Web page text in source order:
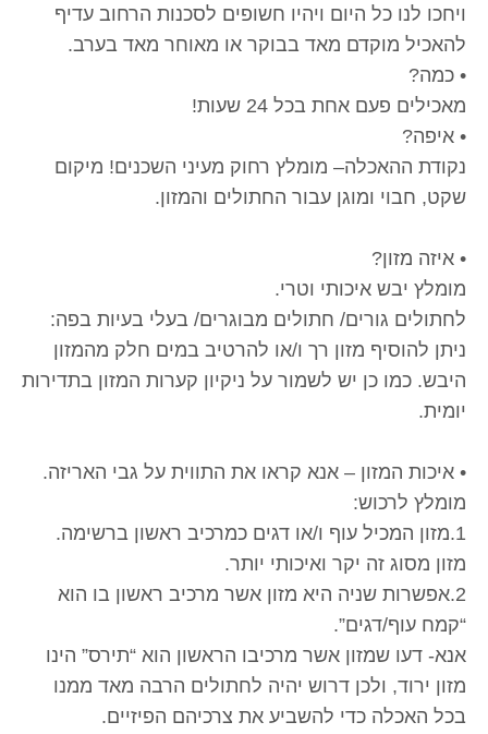
ויחכו לנו כל היום ויהיו חשופים לסכנות הרחוב עדיף
להאכיל מוקדם מאד בבוקר או מאוחר מאד בערב.
• כמה?
מאכילים פעם אחת בכל 24 שעות!
• איפה?
נקודת ההאכלה– מומלץ רחוק מעיני השכנים! מיקום
שקט, חבוי ומוגן עבור החתולים והמזון.
• איזה מזון?
מומלץ יבש איכותי וטרי.
לחתולים גורים/ חתולים מבוגרים/ בעלי בעיות בפה:
ניתן להוסיף מזון רך ו/או להרטיב במים חלק מהמזון
היבש. כמו כן יש לשמור על ניקיון קערות המזון בתדירות
יומית.
• איכות המזון – אנא קראו את התווית על גבי האריזה.
מומלץ לרכוש:
1.מזון המכיל עוף ו/או דגים כמרכיב ראשון ברשימה.
מזון מסוג זה יקר ואיכותי יותר.
2.אפשרות שניה היא מזון אשר מרכיב ראשון בו הוא
“קמח עוף/דגים”.
אנא- דעו שמזון אשר מרכיבו הראשון הוא “תירס” הינו
מזון ירוד, ולכן דרוש יהיה לחתולים הרבה מאד ממנו
בכל האכלה כדי להשביע את צרכיהם הפיזיים.